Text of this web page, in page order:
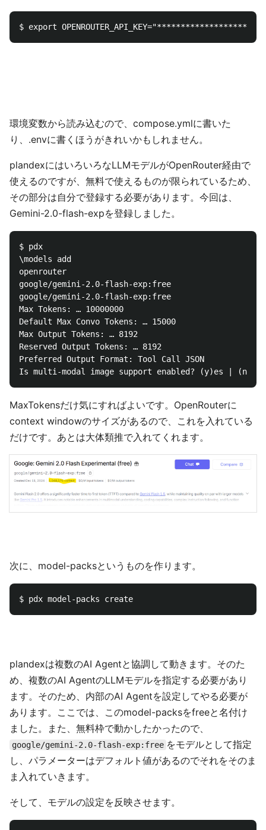
環境変数から読み込むので、compose.ymlに書いた
り、.envに書くほうがきれいかもしれません。
plandexにはいろいろなLLMモデルがOpenRouter経由で
使えるのですが、無料で使えるものが限られているため、
その部分は自分で登録する必要があります。今回は、
Gemini-2.0-flash-expを登録しました。
$ pdx
\models add
openrouter
google/gemini-2.0-flash-exp:free
google/gemini-2.0-flash-exp:free
Max Tokens: … 10000000
Default Max Convo Tokens: … 15000
Max Output Tokens: … 8192
Reserved Output Tokens: … 8192
Preferred Output Format: Tool Call JSON
MaxTokensだけ気にすればよいです。OpenRouterに
context windowのサイズがあるので、これを入れている
だけです。あとは大体類推で入れてくれます。
次に、model-packsというものを作ります。
plandexは複数のAI Agentと協調して動きます。そのた
め、複数のAI AgentのLLMモデルを指定する必要があり
ます。そのため、内部のAI Agentを設定してやる必要が
あります。ここでは、このmodel-packsをfreeと名付け
ました。また、無料枠で動かしたかったので、
google/gemini-2.0-flash-exp:free をモデルとして指定
し、パラメーターはデフォルト値があるのでそれをそのま
ま入れていきます。
そして、モデルの設定を反映させます。